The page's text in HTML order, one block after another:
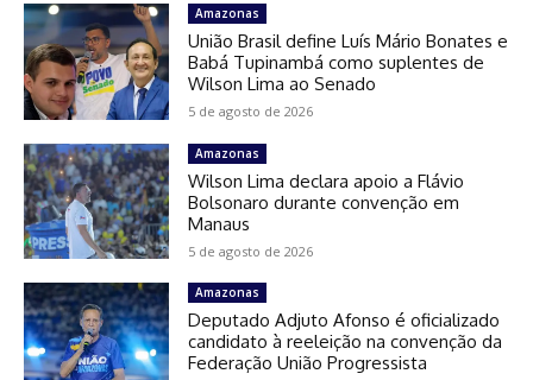
Amazonas
União Brasil define Luís Mário Bonates e
Babá Tupinambá como suplentes de
Wilson Lima ao Senado
5 de agosto de 2026
Amazonas
Wilson Lima declara apoio a Flávio
Bolsonaro durante convenção em
Manaus
5 de agosto de 2026
Amazonas
Deputado Adjuto Afonso é oficializado
candidato à reeleição na convenção da
Federação União Progressista